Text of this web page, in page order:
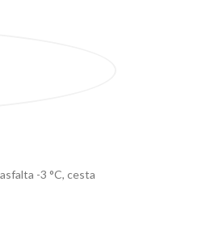
-3 °C, cesta